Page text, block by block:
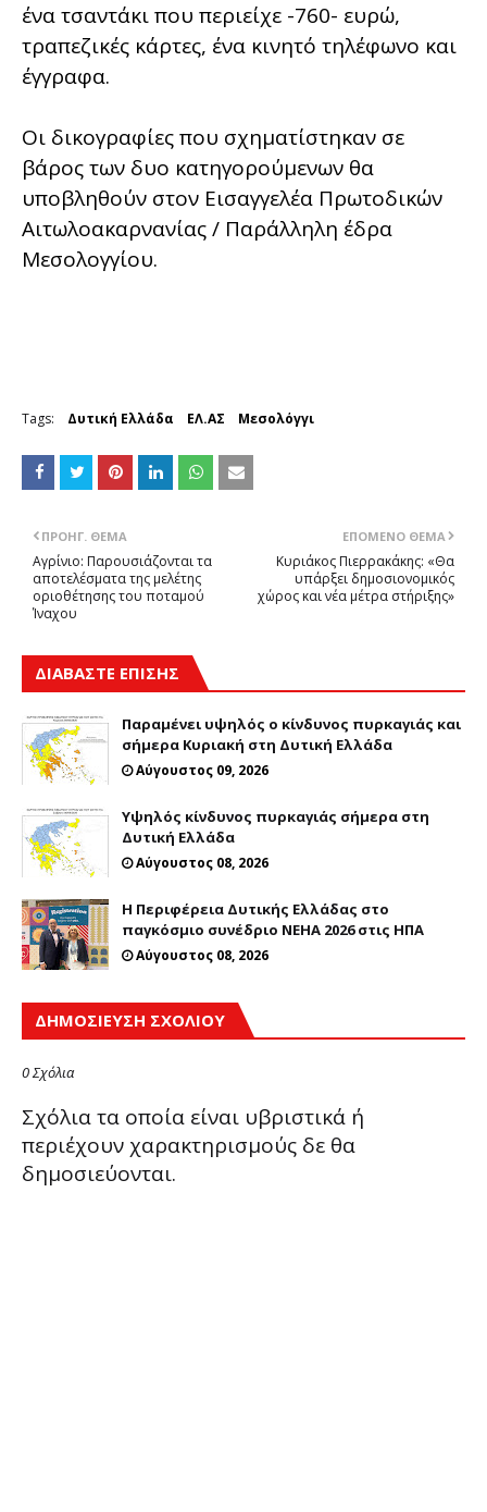
ένα τσαντάκι που περιείχε -760- ευρώ,
τραπεζικές κάρτες, ένα κινητό τηλέφωνο και
έγγραφα.
Οι δικογραφίες που σχηματίστηκαν σε
βάρος των δυο κατηγορούμενων θα
υποβληθούν στον Εισαγγελέα Πρωτοδικών
Αιτωλοακαρνανίας / Παράλληλη έδρα
Μεσολογγίου.
Tags: Δυτική Ελλάδα ΕΛ.ΑΣ Μεσολόγγι
ΕΠΌΜΕΝΟ ΘΈΜΑ
Κυριάκος Πιερρακάκης: «Θα
υπάρξει δημοσιονομικός
χώρος και νέα μέτρα στήριξης»
ΠΡΟΗΓ. ΘΈΜΑ
Αγρίνιο: Παρουσιάζονται τα
αποτελέσματα της μελέτης
οριοθέτησης του ποταμού
Ίναχου
ΔΙΑΒΑΣΤΕ ΕΠΙΣΗΣ
Παραμένει υψηλός ο κίνδυνος πυρκαγιάς και
σήμερα Κυριακή στη Δυτική Ελλάδα
Αύγουστος 09, 2026
Υψηλός κίνδυνος πυρκαγιάς σήμερα στη
Δυτική Ελλάδα
Αύγουστος 08, 2026
Η Περιφέρεια Δυτικής Ελλάδας στο
παγκόσμιο συνέδριο NEHA 2026 στις ΗΠΑ
Αύγουστος 08, 2026
ΔΗΜΟΣΊΕΥΣΗ ΣΧΟΛΊΟΥ
0 Σχόλια
Σχόλια τα οποία είναι υβριστικά ή
περιέχουν χαρακτηρισμούς δε θα
δημοσιεύονται.